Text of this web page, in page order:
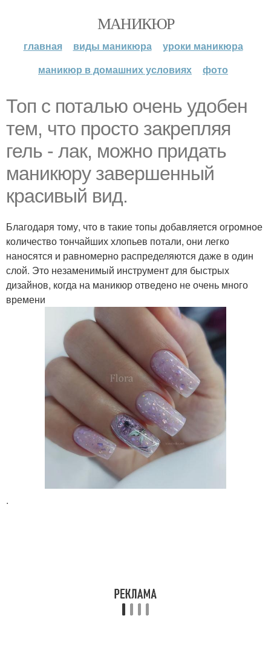
МАНИКЮР
главная виды маникюра
уроки маникюра
маникюр в домашних условиях
фото
Топ с поталью очень удобен
тем, что просто закрепляя
гель - лак, можно придать
маникюру завершенный
красивый вид.
Благодаря тому, что в такие топы добавляется огромное
количество тончайших хлопьев потали, они легко
наносятся и равномерно распределяются даже в один
слой. Это незаменимый инструмент для быстрых
дизайнов, когда на маникюр отведено не очень много
времени
.